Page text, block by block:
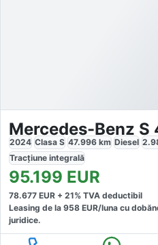
Mercedes-Benz S
2024 Clasa S 47.996 km Diesel
Tracțiune integrală
95.199 EUR
78.677 EUR + 21% TVA deductibil
Leasing de la 958 EUR/luna cu
juridice.